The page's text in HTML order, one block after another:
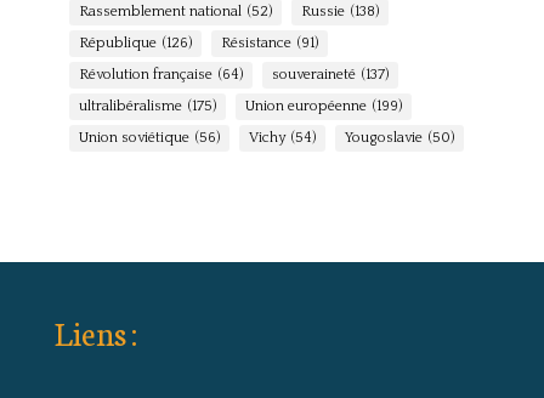
Rassemblement national (52) Russie (138)
République (126) Résistance (91)
Révolution française (64) souveraineté (137)
ultralibéralisme (175) Union européenne (199)
Union soviétique (56) Vichy (54) Yougoslavie (50)
Liens :